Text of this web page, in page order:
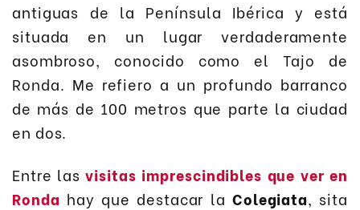
antiguas de la Península Ibérica y está
situada en un lugar verdaderamente
asombroso, conocido como el Tajo de
Ronda. Me refiero a un profundo barranco
de más de 100 metros que parte la ciudad
en dos.
Entre lasvisitas imprescindibles que ver en
Ronda hay que destacar la Colegiata, sita